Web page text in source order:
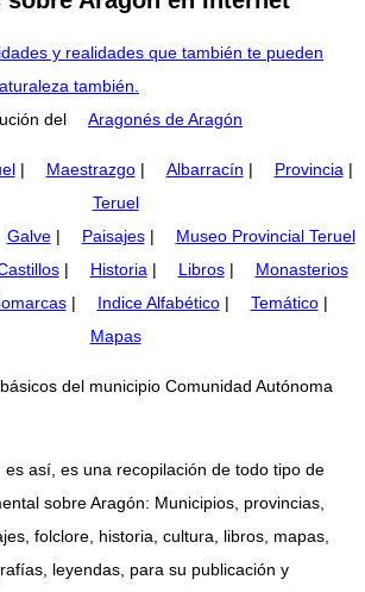
y realidades que también te pueden
también.
del
Aragonés de Aragón
| Maestrazgo| Albarracín | Provincia|
Teruel
Galve| Paisajes|
Museo Provincial Teruel
| Historia| Libros|
Monasterios
| Indice Alfabético| Temático|
Mapas
del municipio Comunidad Autónoma
es así, es una recopilación de todo tipo de
sobre Aragón: Municipios, provincias,
folclore, historia, cultura, libros, mapas,
leyendas, para su publicación y